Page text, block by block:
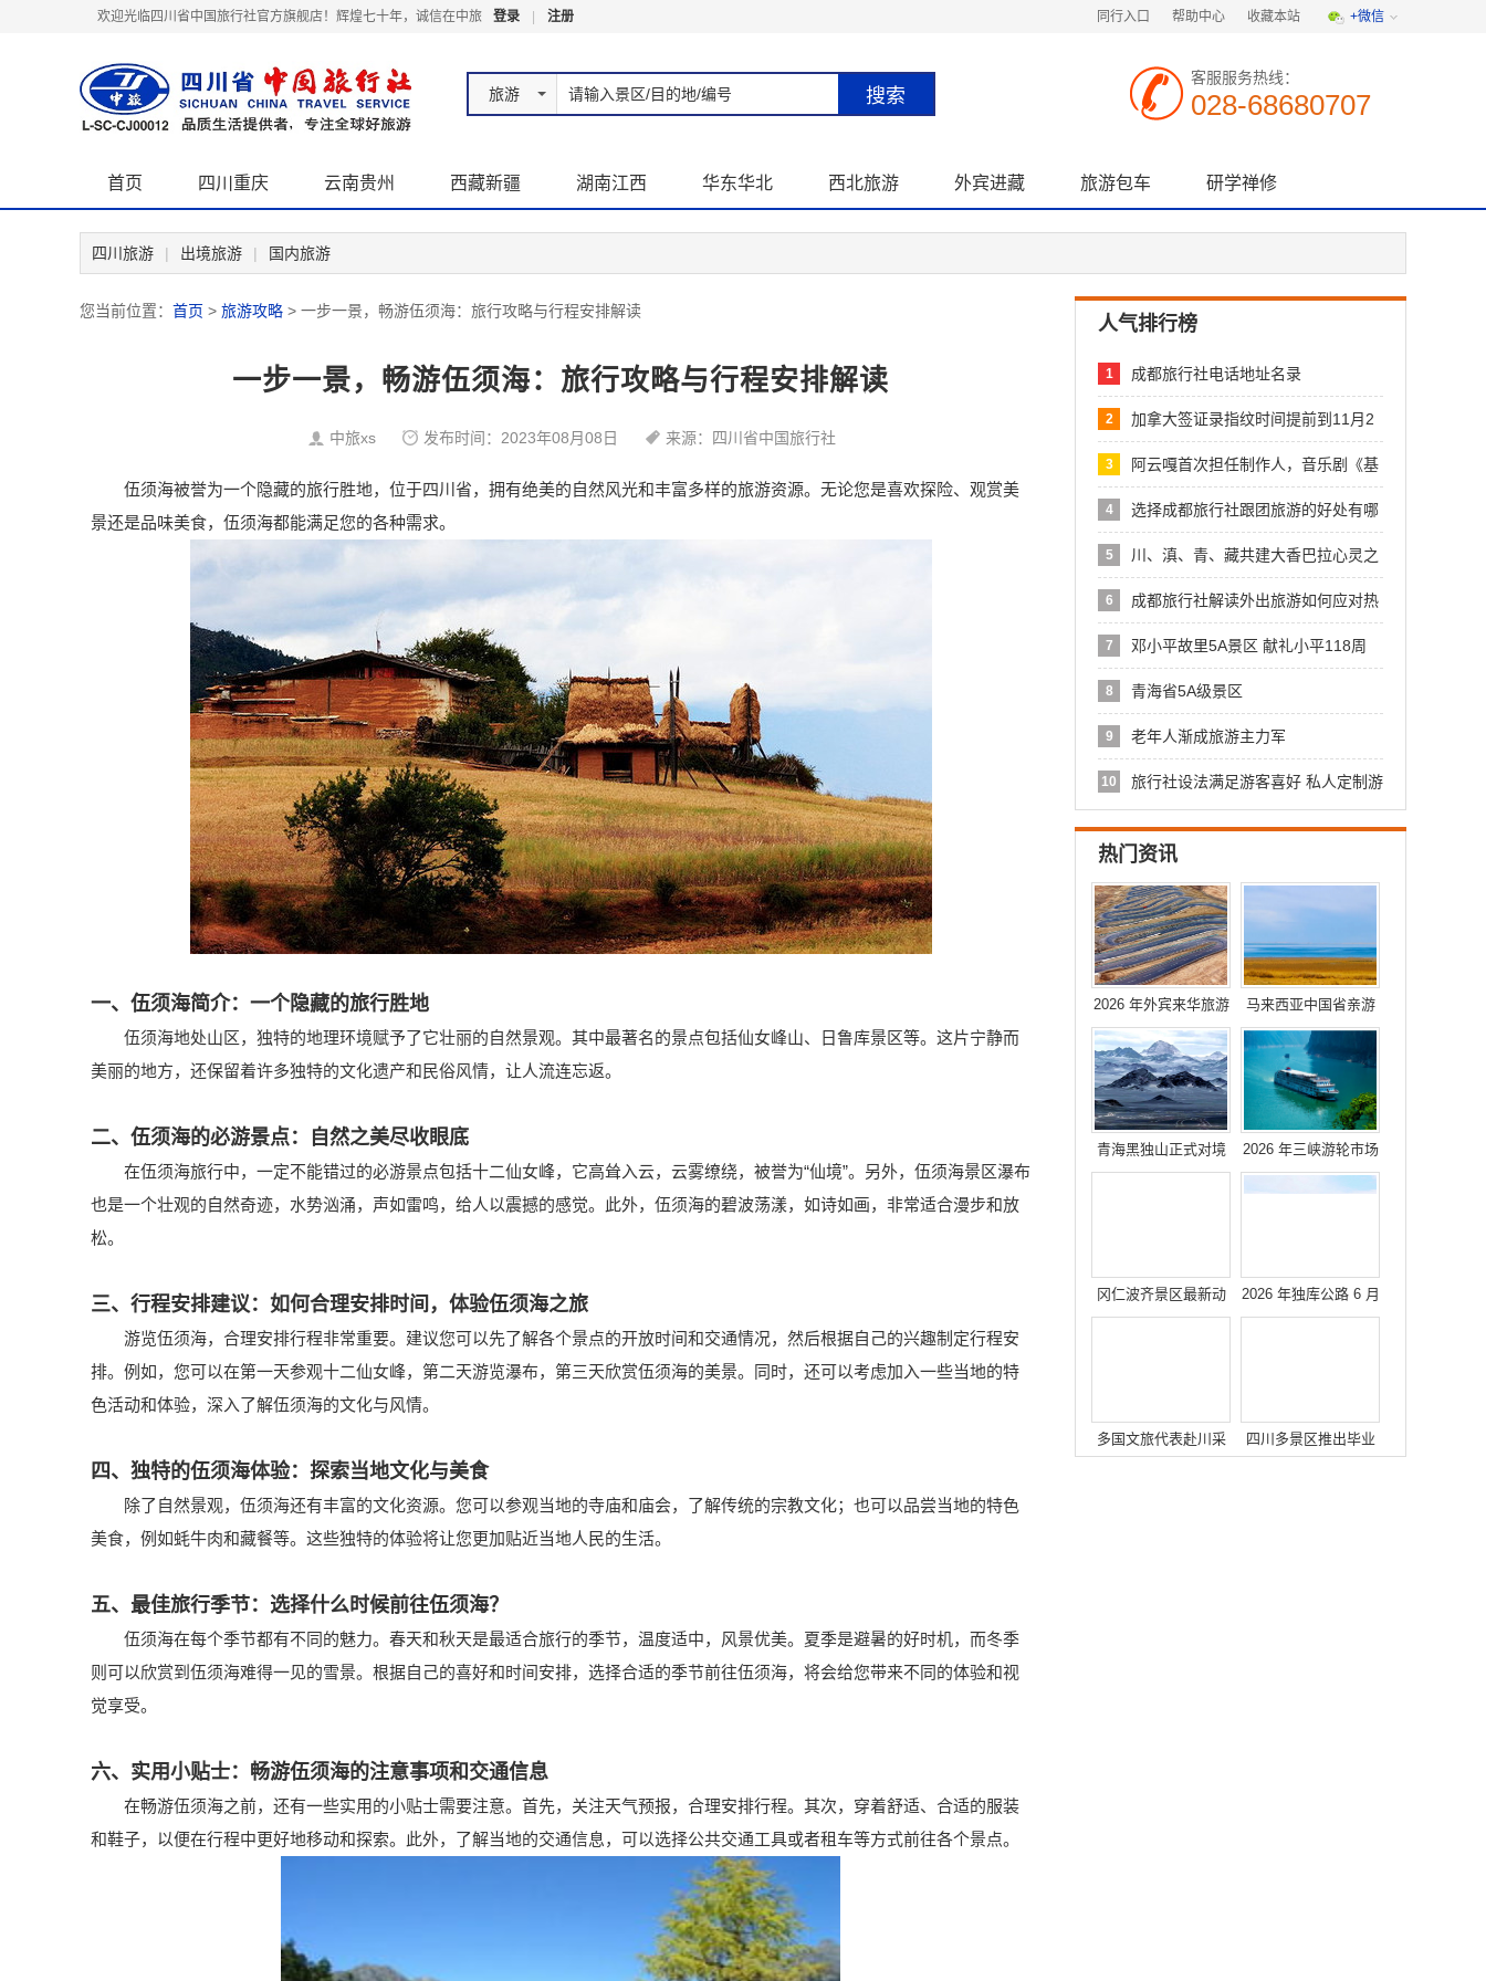
欢迎光临四川省中国旅行社官方旗舰店！辉煌七十年，诚信在中旅 登录 注册 同行入口 帮助中心 收藏本站 +微信
旅游
客服服务热线：
028-68680707
首页 四川重庆 云南贵州 西藏新疆 湖南江西 华东华北 西北旅游 外宾进藏 旅游包车 研学禅修
关于我们
四川旅游 | 出境旅游 | 国内旅游
您当前位置： 首页 > 旅游攻略 > 一步一景，畅游伍须海：旅行攻略与行程安排解读
一步一景，畅游伍须海：旅行攻略与行程安排解读
中旅xs 发布时间：2023年08月08日 来源：四川省中国旅行社
伍须海被誉为一个隐藏的旅行胜地，位于四川省，拥有绝美的自然风光和丰富多样的旅游资源。无论您是喜欢探险、观赏美
景还是品味美食，伍须海都能满足您的各种需求。
一、伍须海简介：一个隐藏的旅行胜地
伍须海地处山区，独特的地理环境赋予了它壮丽的自然景观。其中最著名的景点包括仙女峰山、日鲁库景区等。这片宁静而
美丽的地方，还保留着许多独特的文化遗产和民俗风情，让人流连忘返。
二、伍须海的必游景点：自然之美尽收眼底
在伍须海旅行中，一定不能错过的必游景点包括十二仙女峰，它高耸入云，云雾缭绕，被誉为“仙境”。另外，伍须海景区瀑布
也是一个壮观的自然奇迹，水势汹涌，声如雷鸣，给人以震撼的感觉。此外，伍须海的碧波荡漾，如诗如画，非常适合漫步和放
松。
三、行程安排建议：如何合理安排时间，体验伍须海之旅
游览伍须海，合理安排行程非常重要。建议您可以先了解各个景点的开放时间和交通情况，然后根据自己的兴趣制定行程安
排。例如，您可以在第一天参观十二仙女峰，第二天游览瀑布，第三天欣赏伍须海的美景。同时，还可以考虑加入一些当地的特
色活动和体验，深入了解伍须海的文化与风情。
四、独特的伍须海体验：探索当地文化与美食
除了自然景观，伍须海还有丰富的文化资源。您可以参观当地的寺庙和庙会，了解传统的宗教文化；也可以品尝当地的特色
美食，例如蚝牛肉和藏餐等。这些独特的体验将让您更加贴近当地人民的生活。
五、最佳旅行季节：选择什么时候前往伍须海？
伍须海在每个季节都有不同的魅力。春天和秋天是最适合旅行的季节，温度适中，风景优美。夏季是避暑的好时机，而冬季
则可以欣赏到伍须海难得一见的雪景。根据自己的喜好和时间安排，选择合适的季节前往伍须海，将会给您带来不同的体验和视
觉享受。
六、实用小贴士：畅游伍须海的注意事项和交通信息
在畅游伍须海之前，还有一些实用的小贴士需要注意。首先，关注天气预报，合理安排行程。其次，穿着舒适、合适的服装
和鞋子，以便在行程中更好地移动和探索。此外，了解当地的交通信息，可以选择公共交通工具或者租车等方式前往各个景点。
人气排行榜
1 成都旅行社电话地址名录
2
加拿大签证录指纹时间提前到11月2
日
3
阿云嘎首次担任制作人，音乐剧《基
督山
4
选择成都旅行社跟团旅游的好处有哪
些？
5
川、滇、青、藏共建大香巴拉心灵之
旅
6
成都旅行社解读外出旅游如何应对热
带雨
7 邓小平故里5A景区 献礼小平118周
8 青海省5A级景区
9 老年人渐成旅游主力军
10
旅行社设法满足游客喜好 私人定制游
热门资讯
2026 年外宾来华旅游
热度攀升
马来西亚中国省亲游
青海黑独山正式对境
外游客开放
2026 年三峡游轮市场
火热
冈仁波齐景区最新动
态
2026 年独库公路 6 月
1 日正式通车
多国文旅代表赴川采
风 深化国际文旅合作
四川多景区推出毕业
季文旅福利